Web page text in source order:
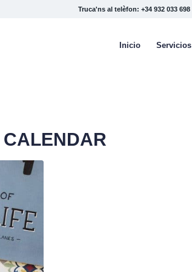
Truca'ns al telèfon: +34 932 033 698
Inicio Servicios
CALENDAR